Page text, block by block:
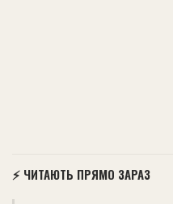
⚡ ЧИТАЮТЬ ПРЯМО ЗАРАЗ